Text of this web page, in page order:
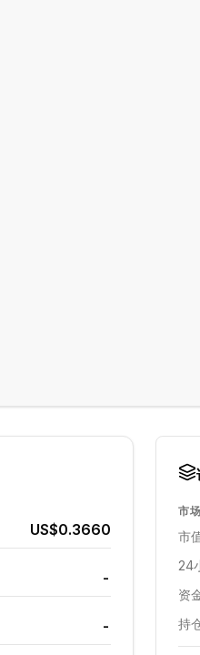
US$0.3660
-
-
市
市
24
资
持